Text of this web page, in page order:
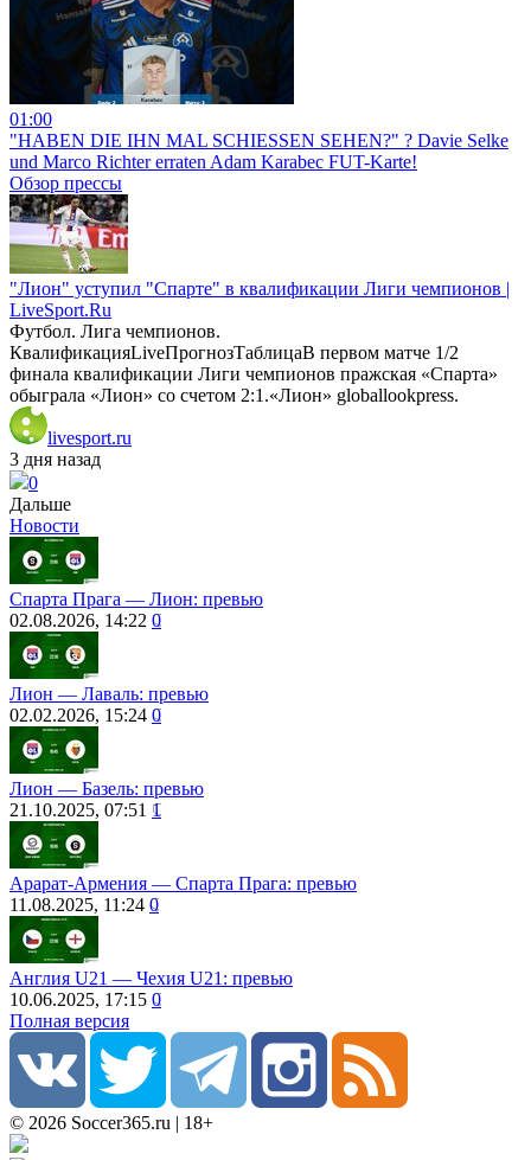
01:00
"HABEN DIE IHN MAL SCHIESSEN SEHEN?" ? Davie Selke
und Marco Richter erraten Adam Karabec FUT-Karte!
Обзор прессы
"Лион" уступил "Спарте" в квалификации Лиги чемпионов |
LiveSport.Ru
Футбол. Лига чемпионов.
КвалификацияLiveПрогнозТаблицаВ первом матче 1/2
финала квалификации Лиги чемпионов пражская «Спарта»
обыграла «Лион» со счетом 2:1.«Лион» globallookpress.
livesport.ru
3 дня назад
0
Дальше
Новости
Спарта Прага ― Лион: превью
02.08.2026, 14:22 0
Лион ― Лаваль: превью
02.02.2026, 15:24 0
Лион — Базель: превью
21.10.2025, 07:51 1
Арарат-Армения ― Спарта Прага: превью
11.08.2025, 11:24 0
Англия U21 ― Чехия U21: превью
10.06.2025, 17:15 0
Полная версия
© 2026 Soccer365.ru | 18+